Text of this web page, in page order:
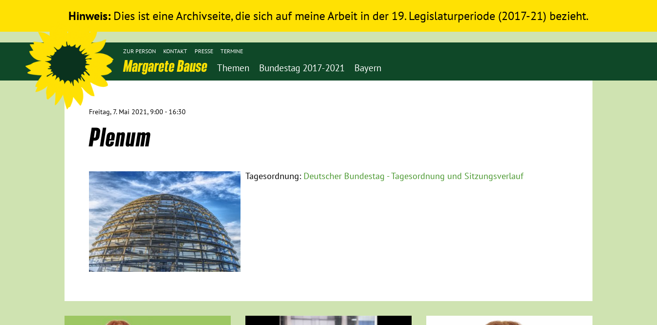
Hinweis: Dies ist eine Archivseite, die sich auf meine Arbeit in der 19. Legislaturperiode (2017-21) bezieht.
Margarete Bause Themen Bundestag 2017-2021 Bayern
ZUR PERSON KONTAKT PRESSE TERMINE
Freitag, 7. Mai 2021, 9:00 - 16:30
Plenum
Tagesordnung: Deutscher Bundestag - Tagesordnung und Sitzungsverlauf